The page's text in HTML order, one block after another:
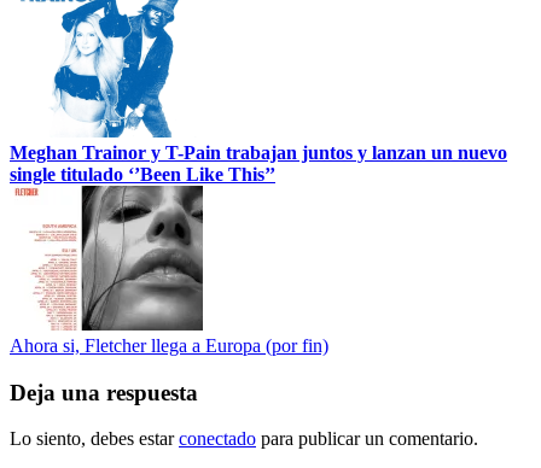
Meghan Trainor y T-Pain trabajan juntos y lanzan un nuevo
single titulado ‘’Been Like This’’
Ahora si, Fletcher llega a Europa (por fin)
Deja una respuesta
Lo siento, debes estarconectado para publicar un comentario.